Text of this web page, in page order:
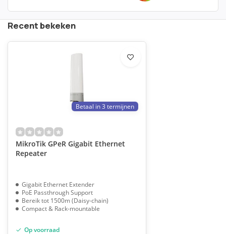
Recent bekeken
Betaal in 3 termijnen
MikroTik GPeR Gigabit Ethernet
Repeater
Gigabit Ethernet Extender
PoE Passthrough Support
Bereik tot 1500m (Daisy-chain)
Compact & Rack-mountable
Op voorraad